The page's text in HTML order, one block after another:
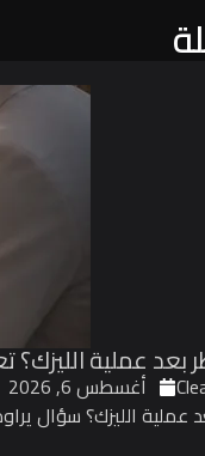
بعد عملية الليزك؟
أغسطس 6, 2026
عملية الليزك؟ سؤال